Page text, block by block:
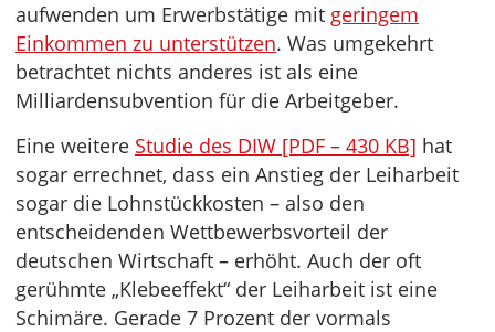
aufwenden um Erwerbstätige mit geringem
Einkommen zu unterstützen. Was umgekehrt
betrachtet nichts anderes ist als eine
Milliardensubvention für die Arbeitgeber.
Eine weitere Studie des DIW [PDF – 430 KB] hat
sogar errechnet, dass ein Anstieg der Leiharbeit
sogar die Lohnstückkosten – also den
entscheidenden Wettbewerbsvorteil der
deutschen Wirtschaft – erhöht. Auch der oft
gerühmte „Klebeeffekt“ der Leiharbeit ist eine
Schimäre. Gerade 7 Prozent der vormals